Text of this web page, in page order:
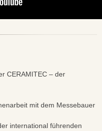
CERAMITEC – der
mit dem Messebauer
international führenden